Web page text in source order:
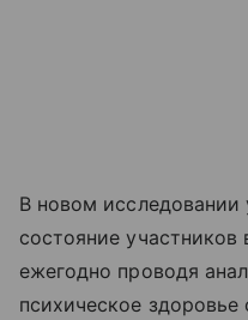
В новом исследовании
состояние участников
ежегодно проводя
психическое